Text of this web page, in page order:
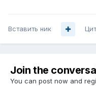
Вставить ник
Join the
You can post now and